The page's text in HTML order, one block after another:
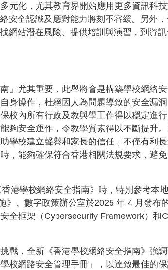
化，尤其教育界開始應用更多資訊科
安全認識及應對能力將刻不容緩。另外
網站潛在風險、提供培訓與演習，到資
」尤其重要，此舉將會是構築學校網絡
身操作，杜絕因人為問題導致的安全漏
校內所有行政及教與學工作得以穩定進
夠安全運作，令教學質素得以不斷提升
學校建立聲譽和家長的信任，不僅有利
，能夠確保符合香港相關法規要求，避
港學校網絡安全指南》時，特別參考本
、數字政策辦公室於2025 年 4 月發布
全框架（Cybersecurity Framework）和
戰，全新《香港學校網絡安全指南》強
校網路安全管理手冊」，以達致最佳的